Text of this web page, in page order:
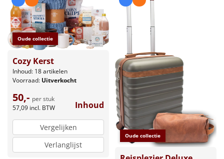
Oude collectie
Cozy Kerst
Inhoud: 18 artikelen
Voorraad: Uitverkocht
50,- per stuk
57,09 incl. BTW Inhoud
Vergelijken
Verlanglijst
Oude collectie